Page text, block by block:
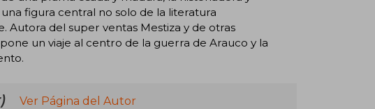
figura central no solo de la literatura
Autora del super ventas Mestiza y de otras
un viaje al centro de la guerra de Arauco y la
Ver Página del Autor